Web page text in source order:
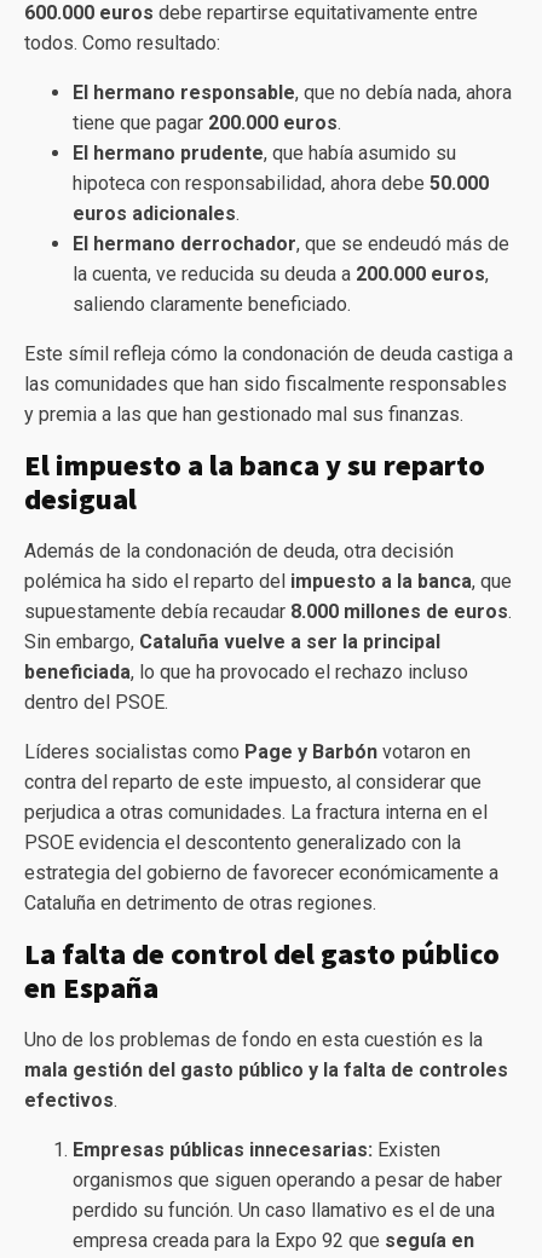
600.000 euros debe repartirse equitativamente entre
todos. Como resultado:
El hermano responsable, que no debía nada, ahora
tiene que pagar 200.000 euros.
El hermano prudente, que había asumido su
hipoteca con responsabilidad, ahora debe 50.000
euros adicionales.
El hermano derrochador, que se endeudó más de
la cuenta, ve reducida su deuda a 200.000 euros,
saliendo claramente beneficiado.
Este símil refleja cómo la condonación de deuda castiga a
las comunidades que han sido fiscalmente responsables
y premia a las que han gestionado mal sus finanzas.
El impuesto a la banca y su reparto
desigual
Además de la condonación de deuda, otra decisión
polémica ha sido el reparto del impuesto a la banca, que
supuestamente debía recaudar 8.000 millones de euros.
Sin embargo, Cataluña vuelve a ser la principal
beneficiada, lo que ha provocado el rechazo incluso
dentro del PSOE.
Líderes socialistas como Page y Barbón votaron en
contra del reparto de este impuesto, al considerar que
perjudica a otras comunidades. La fractura interna en el
PSOE evidencia el descontento generalizado con la
estrategia del gobierno de favorecer económicamente a
Cataluña en detrimento de otras regiones.
La falta de control del gasto público
en España
Uno de los problemas de fondo en esta cuestión es la
mala gestión del gasto público y la falta de controles
efectivos.
Empresas públicas innecesarias: Existen
organismos que siguen operando a pesar de haber
perdido su función. Un caso llamativo es el de una
empresa creada para la Expo 92 que seguía en